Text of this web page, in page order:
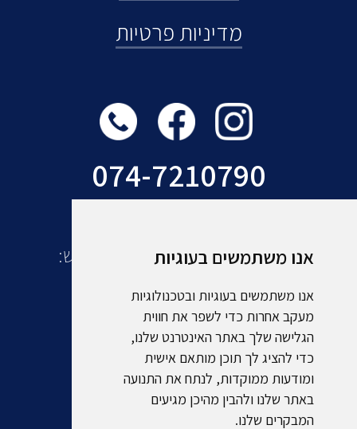
אנו משתמשים בעוגיות
אנו משתמשים בעוגיות ובטכנולוגיות
מעקב אחרות כדי לשפר את חווית
הגלישה שלך באתר האינטרנט שלנו,
כדי להציג לך תוכן מותאם אישית
ומודעות ממוקדות, לנתח את התנועה
באתר שלנו ולהבין מהיכן מגיעים
המבקרים שלנו.
מדיניות פרטיות
074-7210790
עוד מקבוצת אמסלם תיירות ונופש: